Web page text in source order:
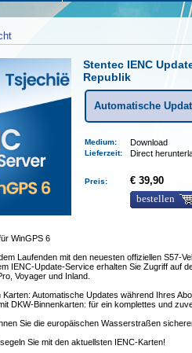
Stentec IENC
Republik
Automatische
Medium: Download
Lieferzeit: Direct
Preis:
€ 39,90
bestellen
WinGPS 6
Laufenden mit den neuesten offiziellen S57-
IENC-Update-Service erhalten Sie Zugriff auf
Voyager und Inland.
Karten: Automatische Updates während Ihres
DKW-Binnenkarten: für ein komplettes und
Sie die europäischen Wasserstraßen
Sie mit den aktuellsten IENC-Karten!